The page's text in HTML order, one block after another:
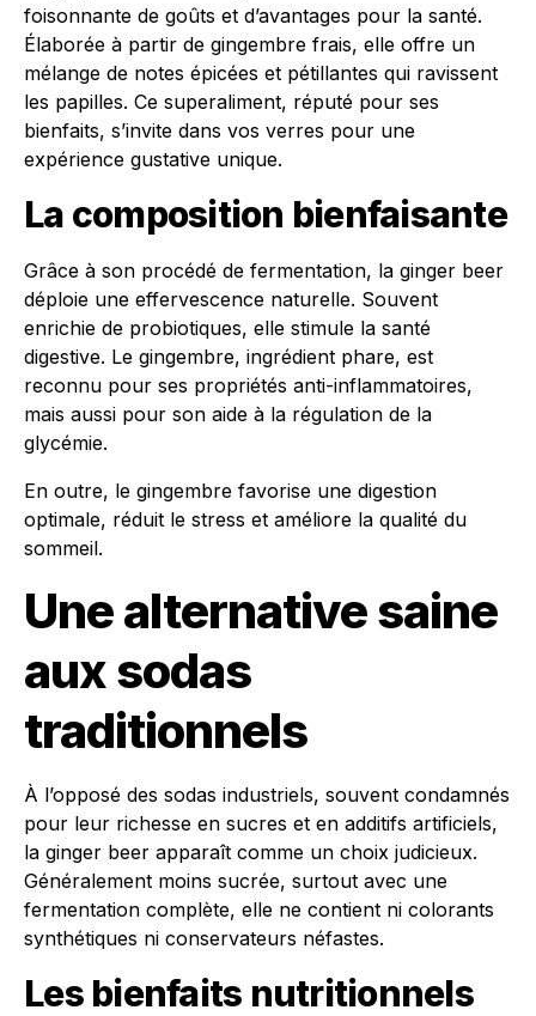
foisonnante de goûts et d’avantages pour la santé.
Élaborée à partir de gingembre frais, elle offre un
mélange de notes épicées et pétillantes qui ravissent
les papilles. Ce superaliment, réputé pour ses
bienfaits, s’invite dans vos verres pour une
expérience gustative unique.
La composition bienfaisante
Grâce à son procédé de fermentation, la ginger beer
déploie une effervescence naturelle. Souvent
enrichie de probiotiques, elle stimule la santé
digestive. Le gingembre, ingrédient phare, est
reconnu pour ses propriétés anti-inflammatoires,
mais aussi pour son aide à la régulation de la
glycémie.
En outre, le gingembre favorise une digestion
optimale, réduit le stress et améliore la qualité du
sommeil.
Une alternative saine
aux sodas
traditionnels
À l’opposé des sodas industriels, souvent condamnés
pour leur richesse en sucres et en additifs artificiels,
la ginger beer apparaît comme un choix judicieux.
Généralement moins sucrée, surtout avec une
fermentation complète, elle ne contient ni colorants
synthétiques ni conservateurs néfastes.
Les bienfaits nutritionnels